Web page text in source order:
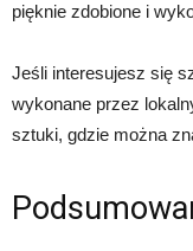
pięknie zdobione i
Jeśli interesujesz się
wykonane przez
sztuki, gdzie można